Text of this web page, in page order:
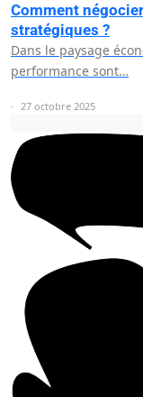
Comment
stratégiques ?
Dans le paysage
performance sont…
27 octobre 2025